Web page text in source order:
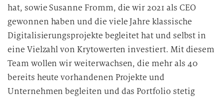
hat, sowie Susanne Fromm, die wir 2021 als CEO
gewonnen haben und die viele Jahre klassische
Digitalisierungsprojekte begleitet hat und selbst in
eine Vielzahl von Krytowerten investiert. Mit diesem
Team wollen wir weiterwachsen, die mehr als 40
bereits heute vorhandenen Projekte und
Unternehmen begleiten und das Portfolio stetig